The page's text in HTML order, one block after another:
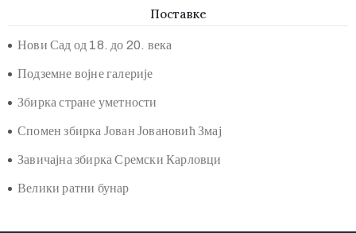
Поставке
Нови Сад од 18. до 20. века
Подземне војне галерије
Збирка стране уметности
Спомен збирка Јован Јовановић Змај
Завичајна збирка Сремски Карловци
Велики ратни бунар